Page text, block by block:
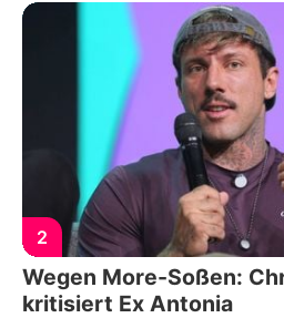
2
Wegen More-Soßen:
kritisiert Ex Antonia